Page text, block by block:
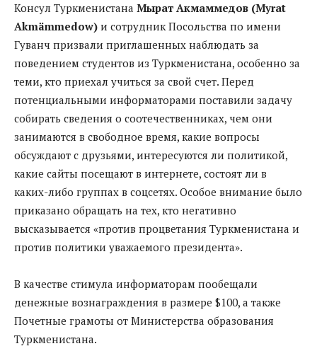
Консул Туркменистана Мырат Акмаммедов (Myrat
Akmämmedow) и сотрудник Посольства по имени
Гуванч призвали приглашенных наблюдать за
поведением студентов из Туркменистана, особенно за
теми, кто приехал учиться за свой счет. Перед
потенциальными информаторами поставили задачу
собирать сведения о соотечественниках, чем они
занимаются в свободное время, какие вопросы
обсуждают с друзьями, интересуются ли политикой,
какие сайты посещают в интернете, состоят ли в
каких-либо группах в соцсетях. Особое внимание было
приказано обращать на тех, кто негативно
высказывается «против процветания Туркменистана и
против политики уважаемого президента».
В качестве стимула информаторам пообещали
денежные вознаграждения в размере $100, а также
Почетные грамоты от Министерства образования
Туркменистана.